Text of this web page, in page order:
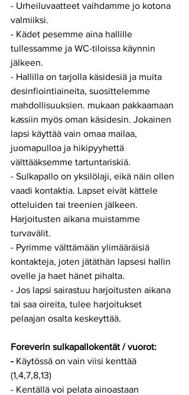
- Urheiluvaatteet vaihdamme jo kotona
valmiiksi.
- Kädet pesemme aina hallille
tullessamme ja WC-tiloissa käynnin
jälkeen.
- Hallilla on tarjolla käsidesiä ja muita
desinfiointiaineita, suosittelemme
mahdollisuuksien. mukaan pakkaamaan
kassiin myös oman käsidesin. Jokainen
lapsi käyttää vain omaa mailaa,
juomapulloa ja hikipyyhettä
välttääksemme tartuntariskiä.
- Sulkapallo on yksilölaji, eikä näin ollen
vaadi kontaktia. Lapset eivät kättele
otteluiden tai treenien jälkeen.
Harjoitusten aikana muistamme
turvavälit.
- Pyrimme välttämään ylimääräisiä
kontakteja, joten jätäthän lapsesi hallin
ovelle ja haet hänet pihalta.
- Jos lapsi sairastuu harjoitusten aikana
tai saa oireita, tulee harjoitukset
pelaajan osalta keskeyttää.
Foreverin sulkapallokentät / vuorot:
- Käytössä on vain viisi kenttää
(1,4,7,8,13)
- Kentällä voi pelata ainoastaan